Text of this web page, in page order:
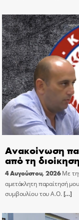
Ανακοίνωση
από τη
4 Αυγούστου, 2026 Με
αμετάκλητη παραίτησή
συμβουλίου του Α.Ο.[…]